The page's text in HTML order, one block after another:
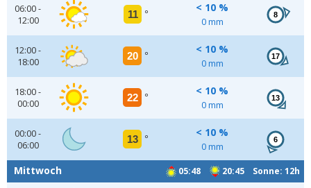
06:00 -
12:00
11 °
< 10 %
0 mm
8
12:00 -
18:00
20 °
< 10 %
0 mm
17
18:00 -
00:00
22 °
< 10 %
0 mm
13
00:00 -
06:00
13 °
< 10 %
0 mm
6
05:48 20:45 Sonne: 12h
Mittwoch